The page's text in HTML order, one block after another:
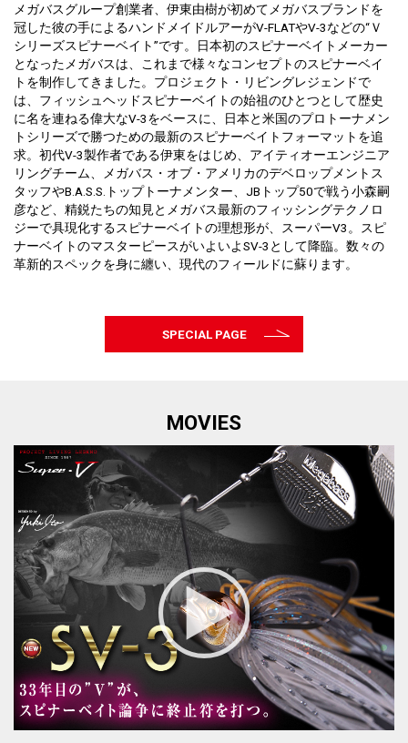
メガバスグループ創業者、伊東由樹が初めてメガバスブランドを
冠した彼の手によるハンドメイドルアーがV-FLATやV-3などの“Ｖ
シリーズスピナーベイト”です。日本初のスピナーベイトメーカー
となったメガバスは、これまで様々なコンセプトのスピナーベイ
トを制作してきました。プロジェクト・リビングレジェンドで
は、フィッシュヘッドスピナーベイトの始祖のひとつとして歴史
に名を連ねる偉大なV-3をベースに、日本と米国のプロトーナメン
トシリーズで勝つための最新のスピナーベイトフォーマットを追
求。初代V-3製作者である伊東をはじめ、アイティオーエンジニア
リングチーム、メガバス・オブ・アメリカのデベロップメントス
タッフやB.A.S.S.トップトーナメンター、JBトップ50で戦う小森嗣
彦など、精鋭たちの知見とメガバス最新のフィッシングテクノロ
ジーで具現化するスピナーベイトの理想形が、スーパーV3。スピ
ナーベイトのマスターピースがいよいよSV-3として降臨。数々の
革新的スペックを身に纏い、現代のフィールドに蘇ります。
SPECIAL PAGE
MOVIES